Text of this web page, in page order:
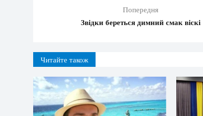
Попередня
Звідки береться димний смак віскі
Читайте також